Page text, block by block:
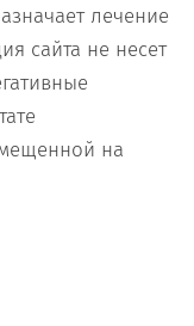
лечение
сайта не несет
на